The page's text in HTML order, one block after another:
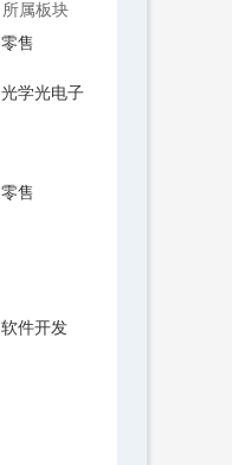
所属板块
零售
光学光电子
零售
软件开发